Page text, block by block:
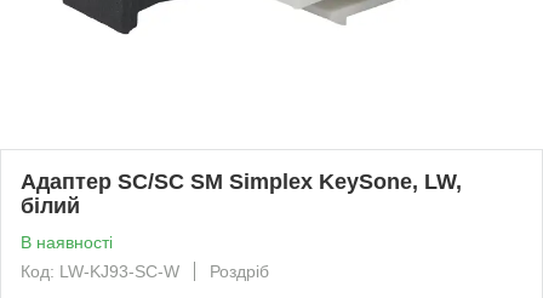
Адаптер SC/SC SM Simplex KeySone, LW,
білий
В наявності
Код: LW-KJ93-SC-W
Роздріб